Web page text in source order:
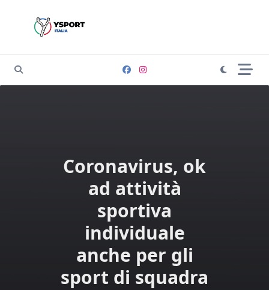
Coronavirus, ok
ad attività
sportiva
individuale
anche per gli
sport di squadra